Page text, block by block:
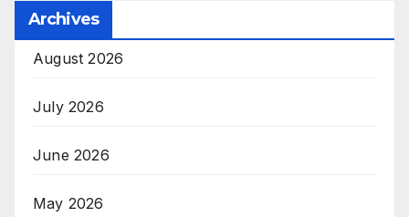
Archives
August 2026
July 2026
June 2026
May 2026